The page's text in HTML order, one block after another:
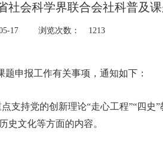
社会科学界联合会社科普及
17 浏览次数： 1213
申报工作有关事项，通知如下：
支持党的创新理论“走心工程”“四史
史文化等方面的内容。